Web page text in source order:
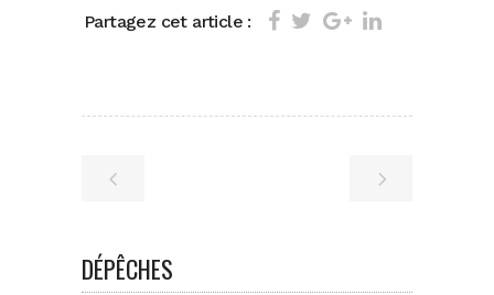
Partagez cet article :
DÉPÊCHES